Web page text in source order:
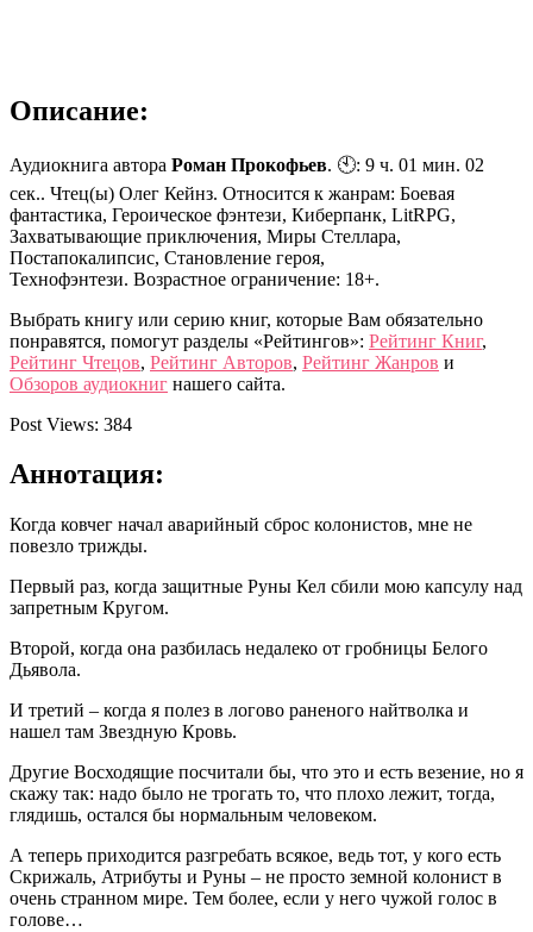
Описание:
Аудиокнига автора Роман Прокофьев. 🕙: 9 ч. 01 мин. 02
сек.. Чтец(ы) Олег Кейнз. Относится к жанрам: Боевая
фантастика, Героическое фэнтези, Киберпанк, LitRPG,
Захватывающие приключения, Миры Стеллара,
Постапокалипсис, Становление героя,
Технофэнтези. Возрастное ограничение: 18+.
Выбрать книгу или серию книг, которые Вам обязательно
понравятся, помогут разделы «Рейтингов»: Рейтинг Книг,
Рейтинг Чтецов, Рейтинг Авторов, Рейтинг Жанров и
Обзоров аудиокниг нашего сайта.
Post Views: 384
Аннотация:
Когда ковчег начал аварийный сброс колонистов, мне не
повезло трижды.
Первый раз, когда защитные Руны Кел сбили мою капсулу над
запретным Кругом.
Второй, когда она разбилась недалеко от гробницы Белого
Дьявола.
И третий – когда я полез в логово раненого найтволка и
нашел там Звездную Кровь.
Другие Восходящие посчитали бы, что это и есть везение, но я
скажу так: надо было не трогать то, что плохо лежит, тогда,
глядишь, остался бы нормальным человеком.
А теперь приходится разгребать всякое, ведь тот, у кого есть
Скрижаль, Атрибуты и Руны – не просто земной колонист в
очень странном мире. Тем более, если у него чужой голос в
голове…